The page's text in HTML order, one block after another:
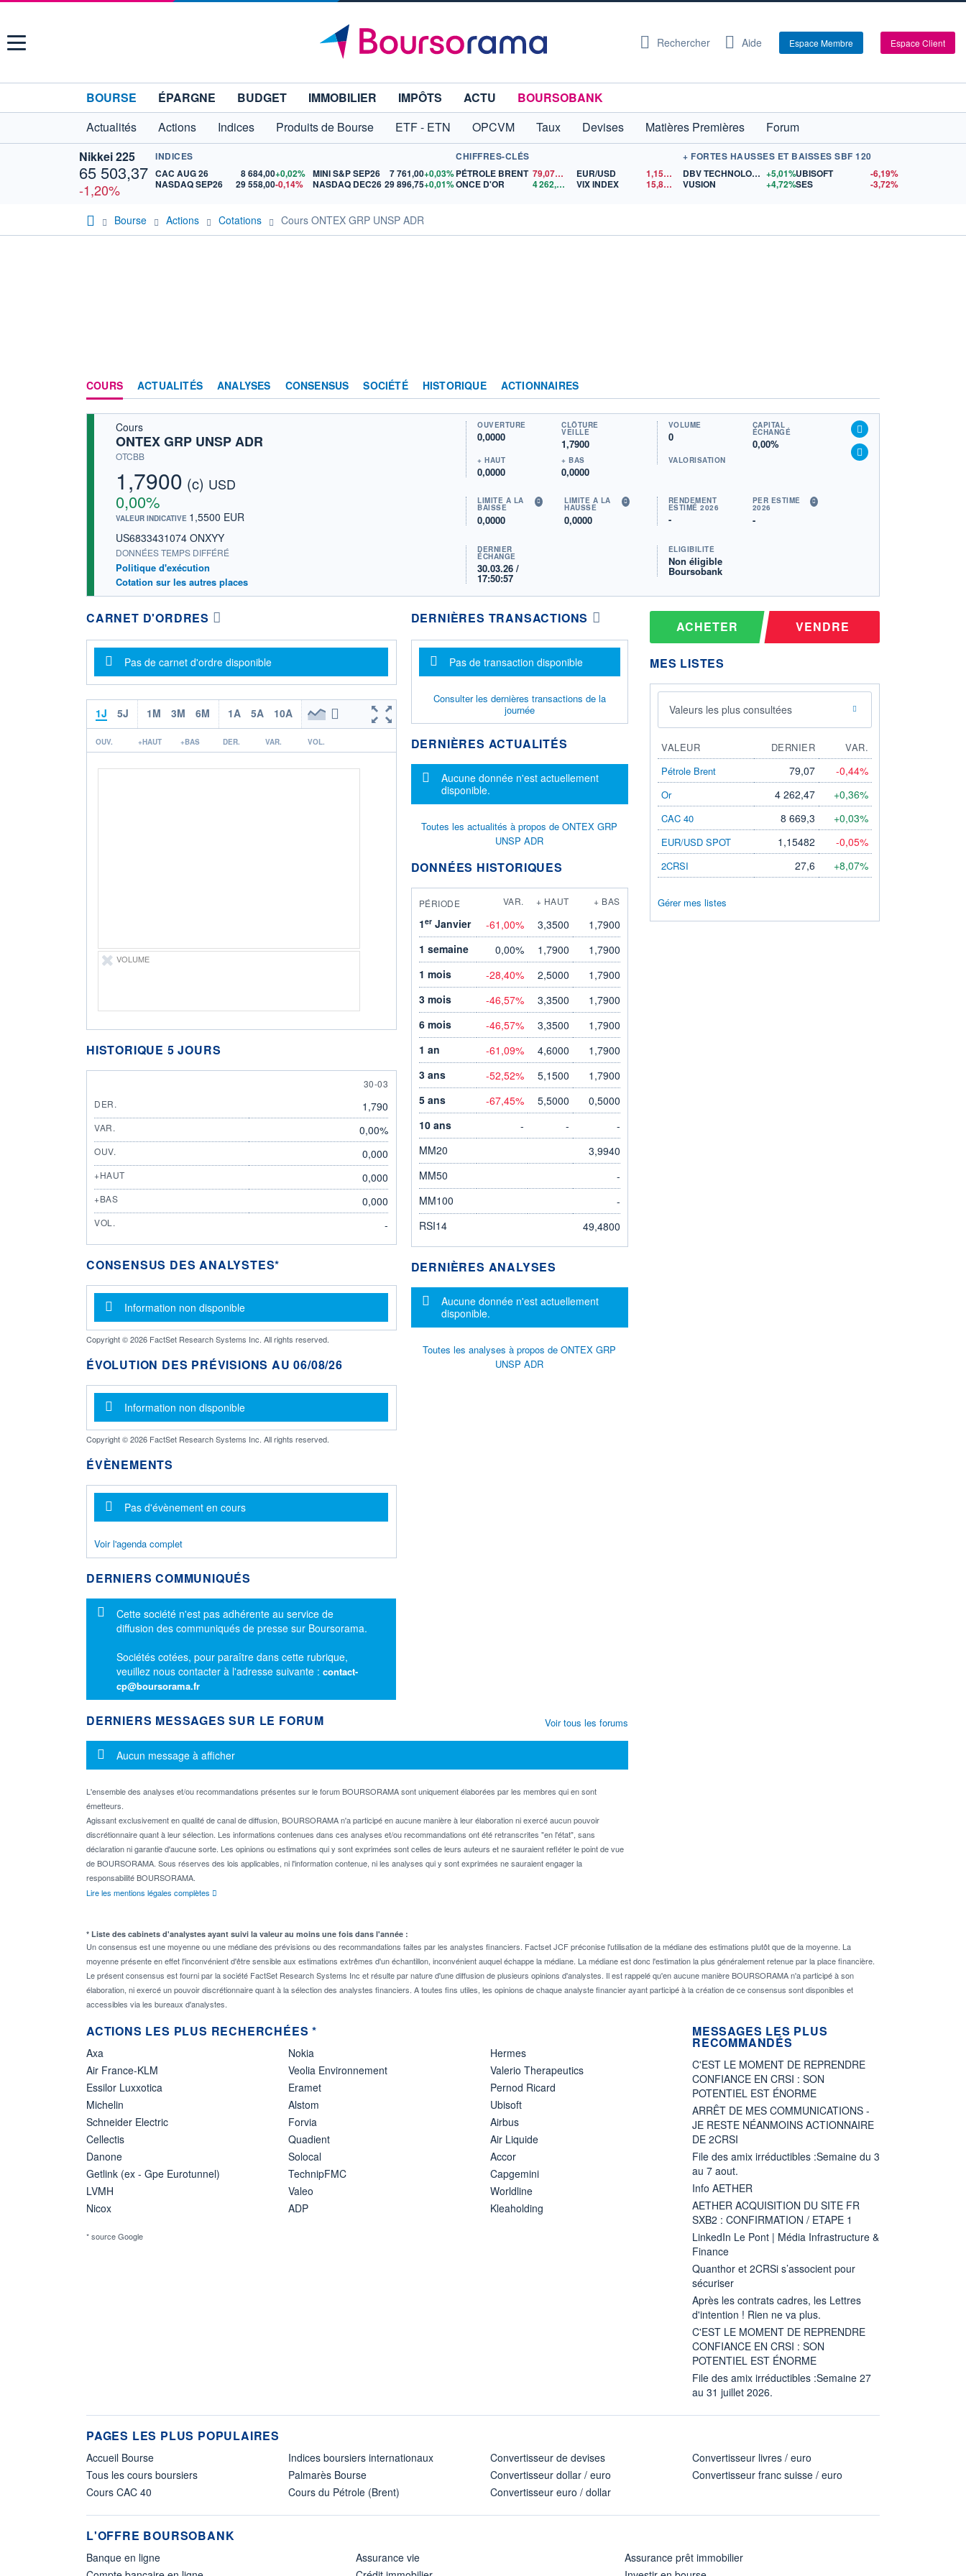
Menu Rechercher Aide Espace Membre Espace Client
BOURSE ÉPARGNE BUDGET IMMOBILIER IMPÔTS ACTU
BOURSOBANK
Actualités
Actions Indices Produits de Bourse ETF - ETN OPCVM Taux Devises Matières Premières
Forum
Nikkei 225
65 503,37
-1,20%
INDICES
CAC AUG 26
8 684,00+0,02%
NASDAQ SEP26
29 558,00-0,14%
MINI S&P SEP26 7 761,00+0,03%
NASDAQ DEC26 29 896,75+0,01%
CHIFFRES-CLÉS
PÉTROLE BRENT
79,07
$US
ONCE D'OR
4 262,47 $US
EUR/USD 1,1548
$US
VIX INDEX
15,81$US
+ FORTES HAUSSES ET BAISSES SBF 120
DBV TECHNOLOGIES +5,01%
VUSION
+4,72%
UBISOFT
-6,19%
SES
-3,72%
Bourse Actions Cotations Cours ONTEX GRP UNSP ADR
COURS ACTUALITÉS ANALYSES CONSENSUS SOCIÉTÉ HISTORIQUE ACTIONNAIRES
Cours
ONTEX GRP UNSP ADR
OTCBB
1,7900 (c) USD
0,00%
VALEUR INDICATIVE 1,5500 EUR
US6833431074 ONXYY
DONNÉES TEMPS DIFFÉRÉ
Politique d'exécution
Cotation sur les autres places
OUVERTURE
0,0000
CLÔTURE
VEILLE
1,7900
+ HAUT
0,0000
+ BAS
0,0000
VOLUME
0
CAPITAL
ÉCHANGÉ
0,00%
VALORISATION
LIMITE À LA
BAISSE
0,0000
LIMITE À LA
HAUSSE
0,0000
RENDEMENT
ESTIMÉ 2026
-
PER ESTIMÉ
2026
-
DERNIER
ÉCHANGE
30.03.26 /
17:50:57
ÉLIGIBILITÉ
Non éligible
Boursobank
CARNET D'ORDRES
Message d'information
Pas de carnet d'ordre disponible
1J 5J 1M 3M 6M 1A 5A 10A
OUV. +HAUT +BAS DER. VAR. VOL.
VOLUME
HISTORIQUE 5 JOURS
30 MARCH
30-03
DER.
1,790
VAR. 0,00%
OUV. 0,000
+HAUT 0,000
+BAS 0,000
VOL. -
CONSENSUS DES ANALYSTES*
Message d'information
Information non disponible
Copyright © 2026 FactSet Research Systems Inc. All rights reserved.
ÉVOLUTION DES PRÉVISIONS AU 06/08/26
Message d'information
Information non disponible
Copyright © 2026 FactSet Research Systems Inc. All rights reserved.
ÉVÈNEMENTS
Message d'information
Pas d'évènement en cours
Voir l'agenda complet
DERNIERS COMMUNIQUÉS
Message d'information
Cette société n'est pas adhérente au service de
diffusion des communiqués de presse sur Boursorama.
Sociétés cotées, pour paraître dans cette rubrique,
veuillez nous contacter à l'adresse suivante : contact-
cp@boursorama.fr
DERNIÈRES TRANSACTIONS
Message d'information
Pas de transaction disponible
Consulter les dernières transactions de la
journée
DERNIÈRES ACTUALITÉS
Message d'information
Aucune donnée n'est actuellement
disponible.
Toutes les actualités à propos de ONTEX GRP
UNSP ADR
DONNÉES HISTORIQUES
PÉRIODE VAR. + HAUT + BAS
1erJanvier -61,00% 3,3500
1,7900
1 semaine
0,00% 1,7900
1,7900
1 mois
-28,40% 2,5000
1,7900
3 mois
-46,57% 3,3500
1,7900
6 mois
-46,57% 3,3500
1,7900
1 an
-61,09% 4,6000
1,7900
3 ans
-52,52% 5,1500
1,7900
5 ans
-67,45% 5,5000
0,5000
10 ans
- -
-
MM20
3,9940
MM50
-
MM100
-
RSI14
49,4800
DERNIÈRES ANALYSES
Message d'information
Aucune donnée n'est actuellement
disponible.
Toutes les analyses à propos de ONTEX GRP
UNSP ADR
DERNIERS MESSAGES SUR LE FORUM
Message d'information
Aucun message à afficher
L'ensemble des analyses et/ou recommandations présentes sur le forum BOURSORAMA sont uniquement élaborées par les membres qui en sont
émetteurs.
Agissant exclusivement en qualité de canal de diffusion, BOURSORAMA n'a participé en aucune manière à leur élaboration ni exercé aucun pouvoir
discrétionnaire quant à leur sélection. Les informations contenues dans ces analyses et/ou recommandations ont été retranscrites "en l'état", sans
déclaration ni garantie d'aucune sorte. Les opinions ou estimations qui y sont exprimées sont celles de leurs auteurs et ne sauraient refléter le point de vue
de BOURSORAMA. Sous réserves des lois applicables, ni l'information contenue, ni les analyses qui y sont exprimées ne sauraient engager la
responsabilité BOURSORAMA.
Lire les mentions légales complètes
Voir tous les forums
ACHETER VENDRE
MES LISTES
Valeurs les plus consultées
VALEUR DERNIER
VAR.
Pétrole Brent
79,07 -0,44%
Or 4 262,47 +0,36%
CAC 40 8 669,3 +0,03%
EUR/USD SPOT 1,15482 -0,05%
2CRSI 27,6 +8,07%
Gérer mes listes
* Liste des cabinets d'analystes ayant suivi la valeur au moins une fois dans l'année :
Un consensus est une moyenne ou une médiane des prévisions ou des recommandations faites par les analystes financiers. Factset JCF préconise l'utilisation de la médiane des estimations plutôt que de la moyenne. La
moyenne présente en effet l'inconvénient d'être sensible aux estimations extrêmes d'un échantillon, inconvénient auquel échappe la médiane. La médiane est donc l'estimation la plus généralement retenue par la place financière.
Le présent consensus est fourni par la société FactSet Research Systems Inc et résulte par nature d'une diffusion de plusieurs opinions d'analystes. Il est rappelé qu'en aucune manière BOURSORAMA n'a participé à son
élaboration, ni exercé un pouvoir discrétionnaire quant à la sélection des analystes financiers. A toutes fins utiles, les opinions de chaque analyste financier ayant participé à la création de ce consensus sont disponibles et
accessibles via les bureaux d'analystes.
ACTIONS LES PLUS RECHERCHÉES *
Axa
Air France-KLM
Essilor Luxxotica
Michelin
Schneider Electric
Cellectis
Danone
Getlink (ex - Gpe Eurotunnel)
LVMH
Nicox
Nokia
Veolia Environnement
Eramet
Alstom
Forvia
Quadient
Solocal
TechnipFMC
Valeo
ADP
Hermes
Valerio Therapeutics
Pernod Ricard
Ubisoft
Airbus
Air Liquide
Accor
Capgemini
Worldline
Kleaholding
* source Google
MESSAGES LES PLUS
RECOMMANDÉS
C'EST LE MOMENT DE REPRENDRE
CONFIANCE EN CRSI : SON
POTENTIEL EST ÉNORME
ARRÊT DE MES COMMUNICATIONS -
JE RESTE NÉANMOINS ACTIONNAIRE
DE 2CRSI
File des amix irréductibles :Semaine du 3
au 7 aout.
Info AETHER
AETHER ACQUISITION DU SITE FR
SXB2 : CONFIRMATION / ETAPE 1
LinkedIn Le Pont | Média Infrastructure &
Finance
Quanthor et 2CRSi s’associent pour
sécuriser
Après les contrats cadres, les Lettres
d'intention ! Rien ne va plus.
C'EST LE MOMENT DE REPRENDRE
CONFIANCE EN CRSI : SON
POTENTIEL EST ÉNORME
File des amix irréductibles :Semaine 27
au 31 juillet 2026.
PAGES LES PLUS POPULAIRES
Accueil Bourse
Tous les cours boursiers
Cours CAC 40
Indices boursiers internationaux
Palmarès Bourse
Cours du Pétrole (Brent)
Convertisseur de devises
Convertisseur dollar / euro
Convertisseur euro / dollar
Convertisseur livres / euro
Convertisseur franc suisse / euro
L'OFFRE BOURSOBANK
Banque en ligne
Assurance vie
Assurance prêt immobilier